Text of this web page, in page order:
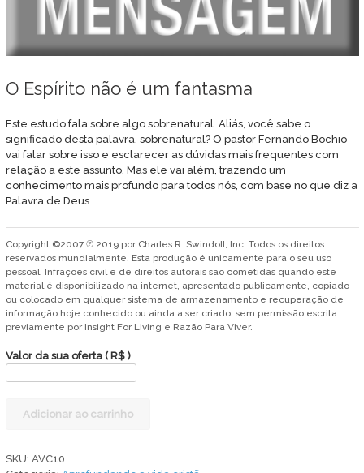
O Espírito não é um fantasma
Este estudo fala sobre algo sobrenatural. Aliás, você sabe o
significado desta palavra, sobrenatural? O pastor Fernando Bochio
vai falar sobre isso e esclarecer as dúvidas mais frequentes com
relação a este assunto. Mas ele vai além, trazendo um
conhecimento mais profundo para todos nós, com base no que diz a
Palavra de Deus.
Copyright ©2007 ℗ 2019 por Charles R. Swindoll, Inc. Todos os direitos
reservados mundialmente. Esta produção é unicamente para o seu uso
pessoal. Infrações civil e de direitos autorais são cometidas quando este
material é disponibilizado na internet, apresentado publicamente, copiado
ou colocado em qualquer sistema de armazenamento e recuperação de
informação hoje conhecido ou ainda a ser criado, sem permissão escrita
previamente por Insight For Living e Razão Para Viver.
Valor da sua oferta ( R$ )
Espírito
Adicionar ao carrinho
SKU: AVC10